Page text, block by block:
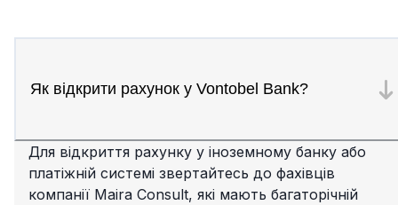
Як відкрити рахунок у Vontobel Bank?
Для відкриття рахунку у іноземному банку або
платіжній системі звертайтесь до фахівців
компанії Maira Consult, які мають багаторічній